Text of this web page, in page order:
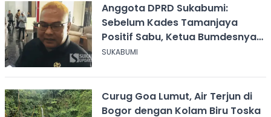
Anggota DPRD Sukabumi:
Sebelum Kades Tamanjaya
Positif Sabu, Ketua Bumdesnya
Juga Terjerat Dugaan Narkoba
SUKABUMI
Curug Goa Lumut, Air Terjun di
Bogor dengan Kolam Biru Toska